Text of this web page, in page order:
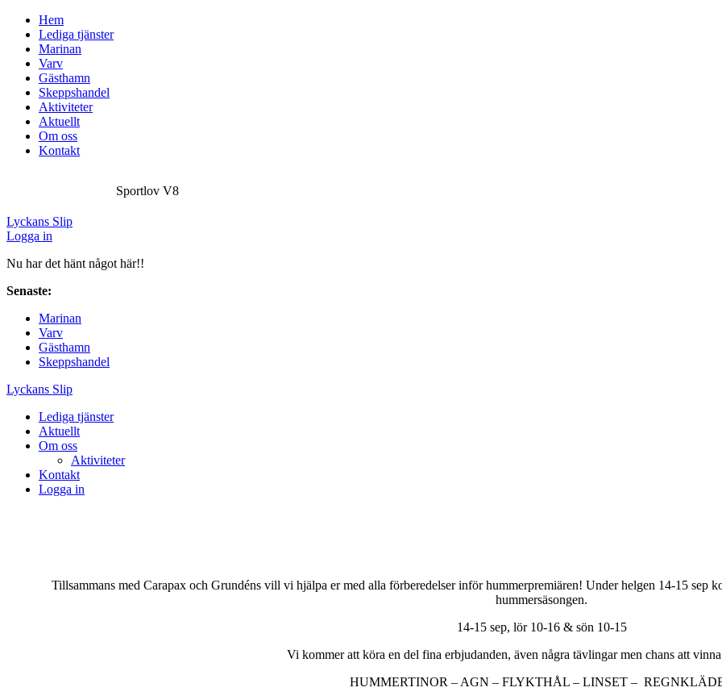
Hem
Lediga tjänster
Marinan
Varv
Gästhamn
Skeppshandel
Aktiviteter
Aktuellt
Om oss
Kontakt
Sportlov V8
Lyckans Slip
Logga in
Nu har det hänt något här!!
Senaste:
Marinan
Varv
Gästhamn
Skeppshandel
Lyckans Slip
Lediga tjänster
Aktuellt
Om oss
Aktiviteter
Kontakt
Logga in
Tillsammans med Carapax och Grundéns vill vi hjälpa er med alla förberedelser inför hummerpremiären! Under helgen 14-15 sep
hummersäsongen.
14-15 sep, lör 10-16 & sön 10-15
Vi kommer att köra en del fina erbjudanden, även några tävlingar men chans att
HUMMERTINOR – AGN – FLYKTHÅL – LINSET –